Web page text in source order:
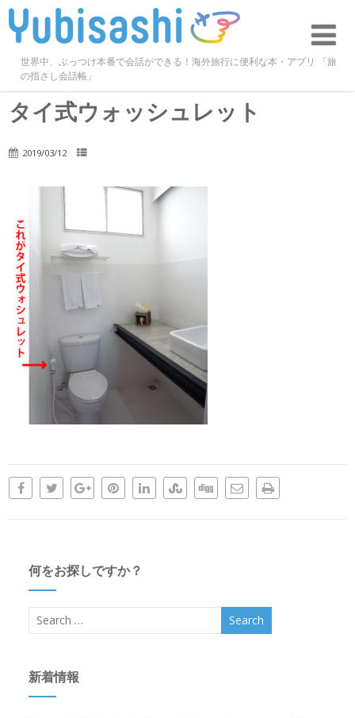
世界中、ぶっつけ本番で会話ができる！海外旅行に便利な本・アプリ 「旅
の指さし会話帳」
タイ式ウォッシュレット
2019/03/12
何をお探しですか？
新着情報